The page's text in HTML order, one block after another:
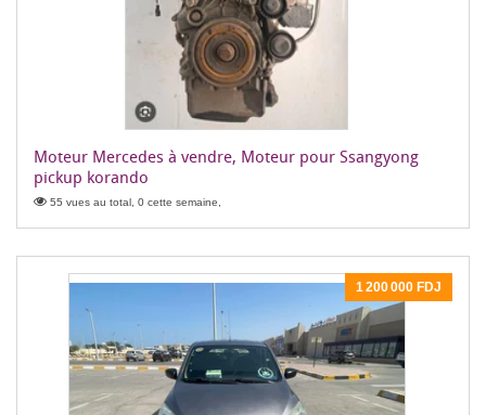
Moteur Mercedes à vendre, Moteur pour Ssangyong
pickup korando
55 vues au total, 0 cette semaine,
1 200 000 FDJ